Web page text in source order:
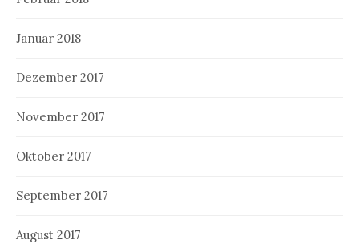
Januar 2018
Dezember 2017
November 2017
Oktober 2017
September 2017
August 2017